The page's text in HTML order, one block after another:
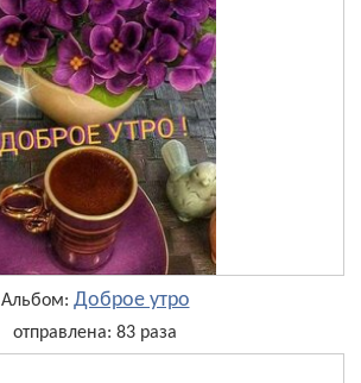
Альбом: Доброе утро
отправлена: 83 раза